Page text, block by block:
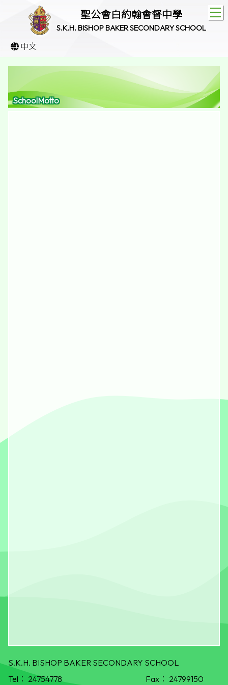
聖公會白約翰會督中學
S.K.H. BISHOP BAKER SECONDARY SCHOOL
中文
SchoolMotto
S.K.H. BISHOP BAKER SECONDARY SCHOOL
Tel： 24754778 Fax： 24799150